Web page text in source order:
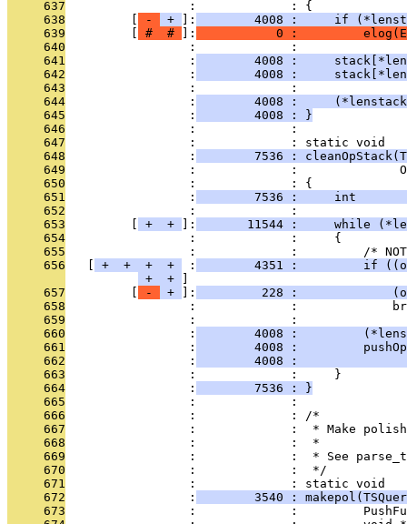
     637
                 :             : {
     638
- + ]:
4008 :     if
     639
# # ]:
0 :
     640
                 :             :
     641
                 :
4008 :
     642
                 :
4008 :
     643
                 :             :
     644
                 :
4008 :
     645
                 :
        4008 : }
     646
                 :             :
     647
                 :             : static void
     648
                 :
7536 :
     649
:             :
     650
                 :             : {
     651
                 :
7536 :     int
     652
                 :             :
     653
+ + ]:
11544 :     while
     654
                 :             :     {
     655
:             :         /*
     656
+ + + + :
4351 :         if
+
+
     657
- + ]:
228 :
     658
:             :
     659
                 :             :
     660
                 :
4008 :
     661
                 :
4008 :
     662
                 :
4008 :
     663
                 :             :     }
     664
                 :
        7536 : }
     665
                 :             :
     666
                 :             : /*
     667
:             :  * Make
     668
                 :             :  *
     669
:             :  * See
     670
                 :             :  */
     671
                 :             : static void
     672
                 :
3540 :
     673
:             :